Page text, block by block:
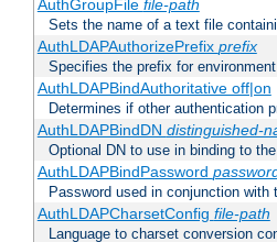
AuthGroupFile file-path
Sets the name of a text file
AuthLDAPAuthorizePrefix prefix
Specifies the prefix for
AuthLDAPBindAuthoritative off|on
Determines if other authentication
AuthLDAPBindDN distinguished-
Optional DN to use in binding to
AuthLDAPBindPassword
Password used in conjunction with
AuthLDAPCharsetConfig file-path
Language to charset conversion